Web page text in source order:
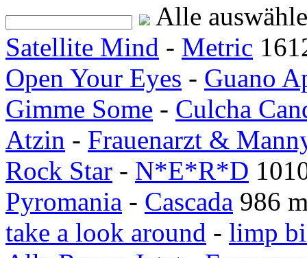
Alle
Satellite Mind - Metric
Open Your Eyes - Guano
Gimme Some - Culcha
Atzin - Frauenarzt &
Rock Star - N*E*R*D
Pyromania - Cascada 986
take a look around - limp